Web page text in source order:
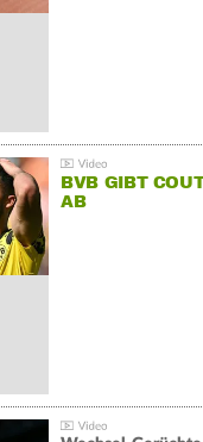
BVB GIBT
AB